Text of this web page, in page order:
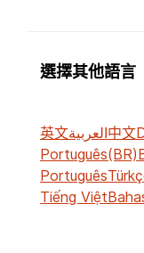
選擇其他語言
英文العربية中文
Português(BR)
Português
Tiếng Việt